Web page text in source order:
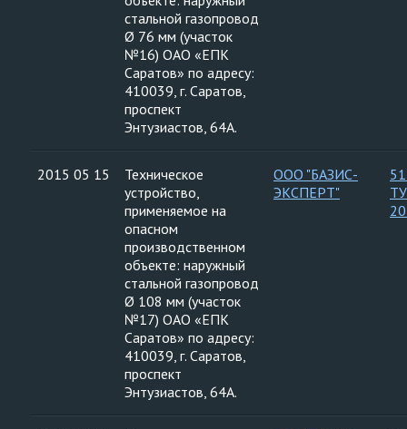
стальной газопровод
Ø 76 мм (участок
№16) ОАО «ЕПК
Саратов» по адресу:
410039, г. Саратов,
проспект
Энтузиастов, 64А.
2015 05 15
Техническое
устройство,
применяемое на
опасном
производственном
объекте: наружный
стальной газопровод
Ø 108 мм (участок
№17) ОАО «ЕПК
Саратов» по адресу:
410039, г. Саратов,
проспект
Энтузиастов, 64А.
ООО "БАЗИС-
ЭКСПЕРТ"